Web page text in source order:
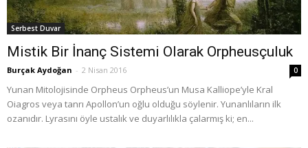
Serbest Duvar
Mistik Bir İnanç Sistemi Olarak Orpheusçuluk
Burçak Aydoğan - 2 Nisan 2016 0
Yunan Mitolojisinde Orpheus Orpheus’un Musa Kalliope’yle Kral
Oiagros veya tanrı Apollon’un oğlu olduğu söylenir. Yunanlıların ilk
ozanıdır. Lyrasını öyle ustalık ve duyarlılıkla çalarmış ki; en...